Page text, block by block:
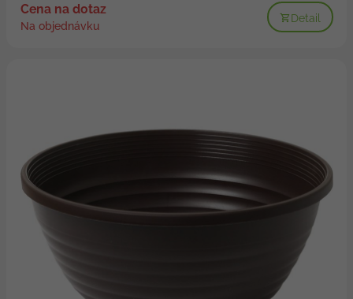
Cena na dotaz
Na objednávku
Detail